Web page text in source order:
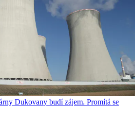
Dukovany budí zájem. Promítá se